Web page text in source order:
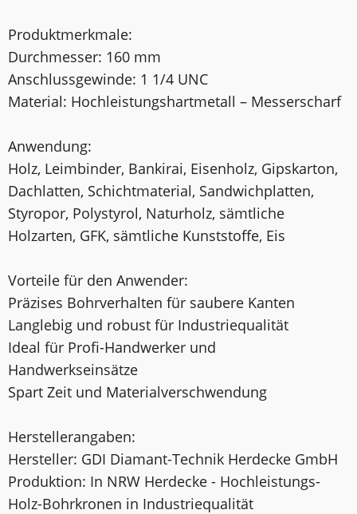
Produktmerkmale:
Durchmesser: 160 mm
Anschlussgewinde: 1 1/4 UNC
Material: Hochleistungshartmetall – Messerscharf
Anwendung:
Holz, Leimbinder, Bankirai, Eisenholz, Gipskarton,
Dachlatten, Schichtmaterial, Sandwichplatten,
Styropor, Polystyrol, Naturholz, sämtliche
Holzarten, GFK, sämtliche Kunststoffe, Eis
Vorteile für den Anwender:
Präzises Bohrverhalten für saubere Kanten
Langlebig und robust für Industriequalität
Ideal für Profi-Handwerker und
Handwerkseinsätze
Spart Zeit und Materialverschwendung
Herstellerangaben:
Hersteller: GDI Diamant-Technik Herdecke GmbH
Produktion: In NRW Herdecke - Hochleistungs-
Holz-Bohrkronen in Industriequalität